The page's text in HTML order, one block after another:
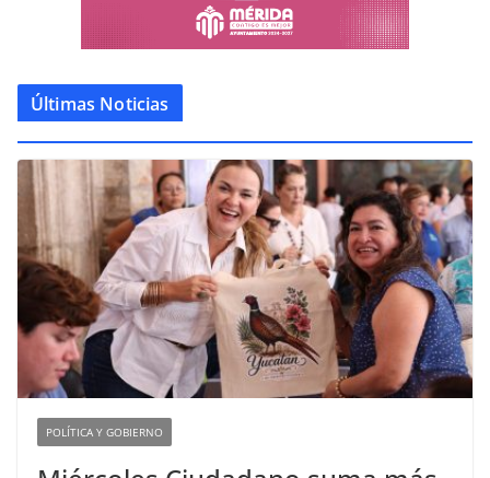
Últimas Noticias
POLÍTICA Y GOBIERNO